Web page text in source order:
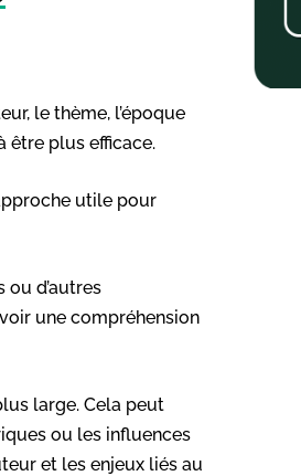
le thème, l’époque
être plus efficace.
utile pour
d’autres
une compréhension
large. Cela peut
ou les influences
et les enjeux liés au